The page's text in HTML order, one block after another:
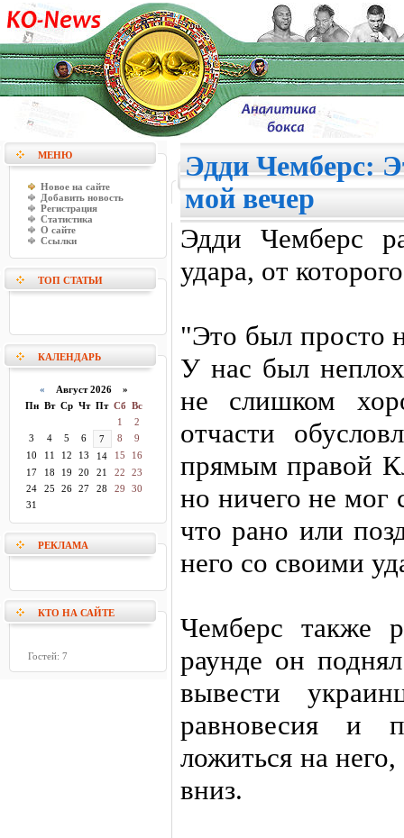
МЕНЮ
Новое на сайте
Добавить новость
Регистрация
Статистика
О сайте
Ссылки
ТОП СТАТЬИ
КАЛЕНДАРЬ
« Август 2026 »
Пн Вт Ср Чт Пт Сб Вс
1
2
3
4 5 6 7 8
9
10
11 12 13 14 15
16
17
18 19 20 21 22
23
24
25 26 27 28 29
30
31
РЕКЛАМА
КТО НА САЙТЕ
Гостей: 7
Эдди Чемберс:
мой вечер
Эдди Чемберс
удара, от
"Это был просто
У нас был
не слишком
отчасти
прямым правой
но ничего не мог
что рано или
него со своими
Чемберс также
раунде он
вывести
равновесия и
ложиться на
вниз.